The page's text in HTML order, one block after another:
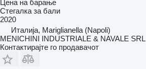
Цена на барање
Стегалка за бали
2020
Италија, Mariglianella (Napoli)
MENICHINI INDUSTRIALE & NAVALE SRL
Контактирајте го продавачот